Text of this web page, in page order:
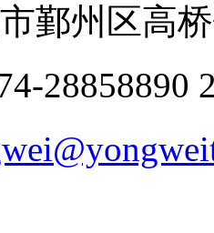
鄞州区高
28858890